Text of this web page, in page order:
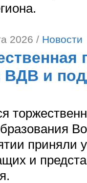
2026 / Новости
ВДВ и
приняли
и